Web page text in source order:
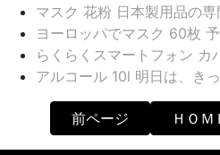
マスク 花粉 日本製用品の
ヨーロッパでマスク 60枚
らくらくスマートフォン
アルコール 10l 明日は、きっ
前ページ ＨＯＭ